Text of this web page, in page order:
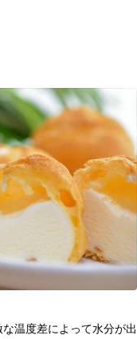
温度差によって水分が出